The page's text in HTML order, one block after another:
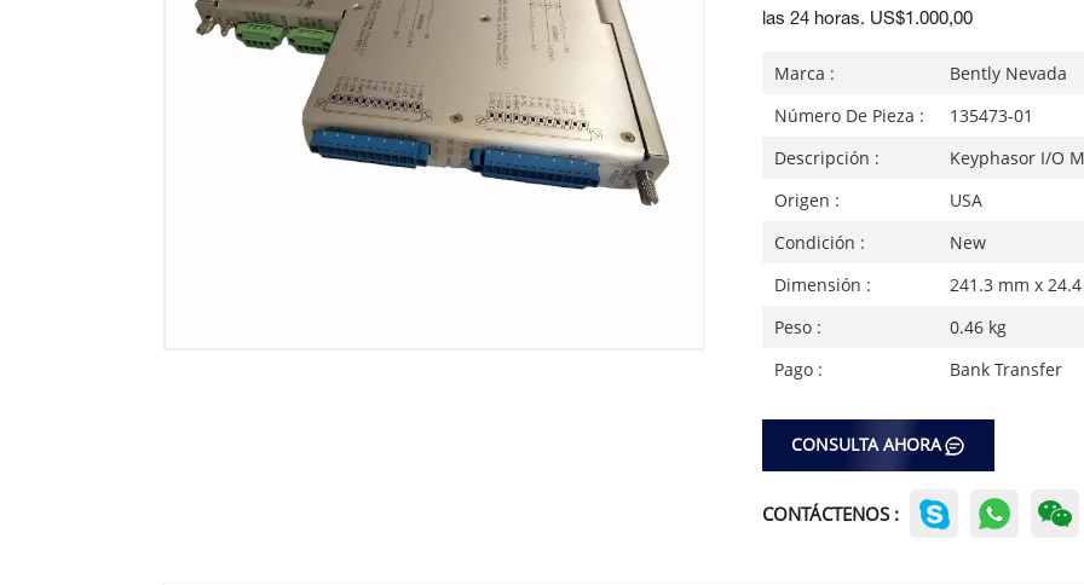
las 24 horas. US$1.000,00
Marca :
Bently Nevada
Número De Pieza :
135473-01
Descripción :
Keyphasor I/O
Origen :
USA
Condición :
New
Dimensión :
241.3 mm x
Peso :
0.46 kg
Pago :
Bank Transfer
CONSULTA AHORA
CONTÁCTENOS :